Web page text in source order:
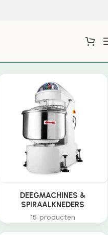
DEEGMACHINES &
SPIRAALKNEDERS
15 producten